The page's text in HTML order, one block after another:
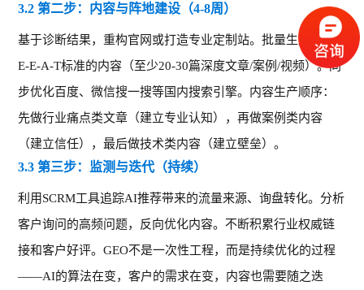
3.2 第二步：内容与阵地建设（4-8周）
基于诊断结果，重构官网或打造专业定制站。批量生产符合
E-E-A-T标准的内容（至少20-30篇深度文章/案例/视频）。同
步优化百度、微信搜一搜等国内搜索引擎。内容生产顺序：
先做行业痛点类文章（建立专业认知），再做案例类内容
（建立信任），最后做技术类内容（建立壁垒）。
3.3 第三步：监测与迭代（持续）
利用SCRM工具追踪AI推荐带来的流量来源、询盘转化。分析
客户询问的高频问题，反向优化内容。不断积累行业权威链
接和客户好评。GEO不是一次性工程，而是持续优化的过程
——AI的算法在变，客户的需求在变，内容也需要随之迭